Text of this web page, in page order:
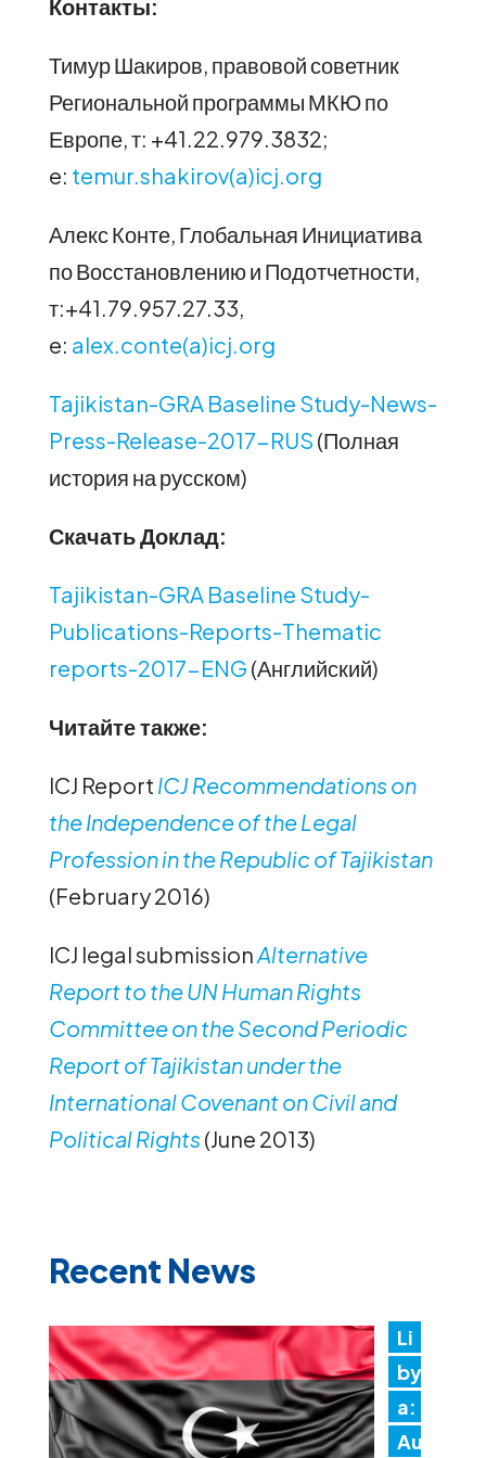
Контакты:
Тимур Шакиров, правовой советник
Региональной программы МКЮ по
Европе, т: +41.22.979.3832;
e: temur.shakirov(a)icj.org
Алекс Конте, Глобальная Инициатива
по Восстановлению и Подотчетности,
т:+41.79.957.27.33,
e: alex.conte(a)icj.org
Tajikistan-GRA Baseline Study-News-
Press-Release-2017-RUS (Полная
история на русском)
Скачать Доклад:
Tajikistan-GRA Baseline Study-
Publications-Reports-Thematic
reports-2017-ENG (Английский)
Читайте также:
ICJ Report ICJ Recommendations on
the Independence of the Legal
Profession in the Republic of Tajikistan
(February 2016)
ICJ legal submissionAlternative
Report to the UN Human Rights
Committee on the Second Periodic
Report of Tajikistan under the
International Covenant on Civil and
Political Rights (June 2013)
Recent News
Li
by
a:
Au